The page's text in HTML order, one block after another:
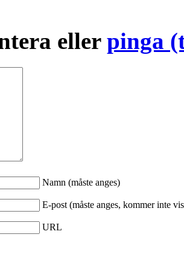
eller pinga
Namn (måste anges)
E-post (måste anges, kommer inte
URL